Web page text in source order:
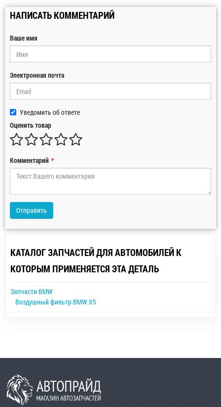
НАПИСАТЬ КОММЕНТАРИЙ
Ваше имя
Электронная почта
Уведомить об ответе
Оценить товар
Комментарий *
Отправить
КАТАЛОГ ЗАПЧАСТЕЙ ДЛЯ АВТОМОБИЛЕЙ К
КОТОРЫМ ПРИМЕНЯЕТСЯ ЭТА ДЕТАЛЬ
Запчасти BMW
Воздушный фильтр BMW X5